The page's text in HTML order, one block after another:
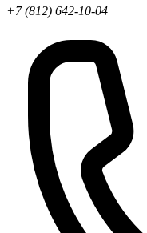
+7 (812) 642-10-04